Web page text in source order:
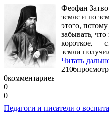
Феофан
земле и по
этого,
забывать,
короткое, —
земли
Читать
2106
0комментариев
0
0
+
Педагоги и писатели о